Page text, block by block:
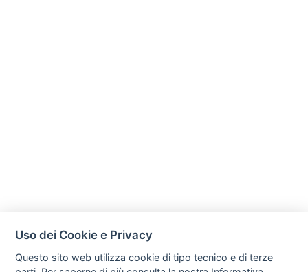
Uso dei Cookie e Privacy
Questo sito web utilizza cookie di tipo tecnico e di terze